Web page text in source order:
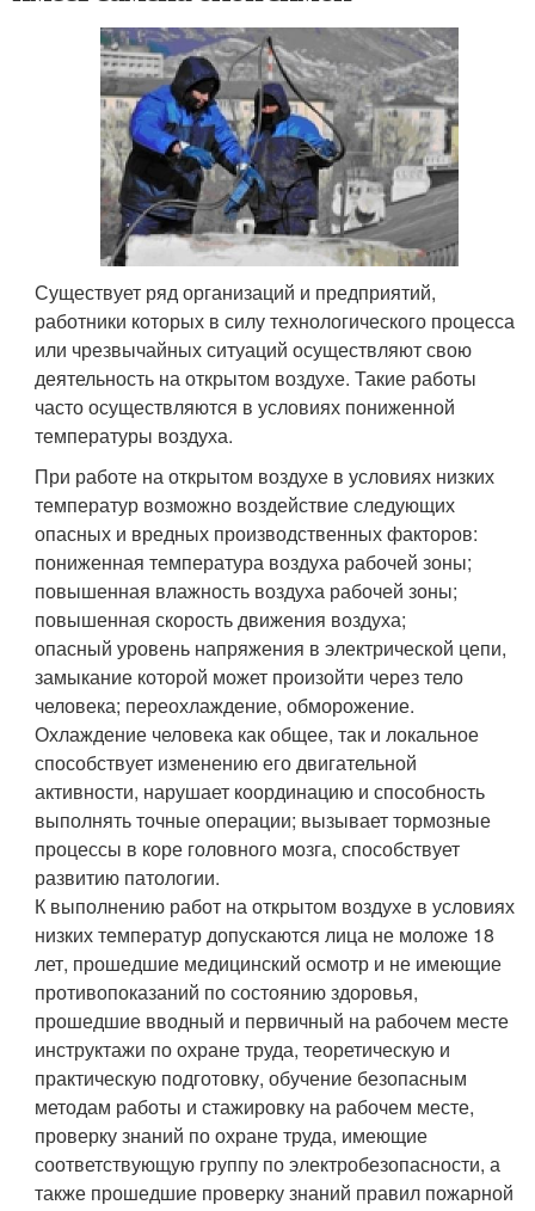
Существует ряд организаций и предприятий,
работники которых в силу технологического процесса
или чрезвычайных ситуаций осуществляют свою
деятельность на открытом воздухе. Такие работы
часто осуществляются в условиях пониженной
температуры воздуха.
При работе на открытом воздухе в условиях низких
температур возможно воздействие следующих
опасных и вредных производственных факторов:
пониженная температура воздуха рабочей зоны;
повышенная влажность воздуха рабочей зоны;
повышенная скорость движения воздуха;
опасный уровень напряжения в электрической цепи,
замыкание которой может произойти через тело
человека; переохлаждение, обморожение.
Охлаждение человека как общее, так и локальное
способствует изменению его двигательной
активности, нарушает координацию и способность
выполнять точные операции; вызывает тормозные
процессы в коре головного мозга, способствует
развитию патологии.
К выполнению работ на открытом воздухе в условиях
низких температур допускаются лица не моложе 18
лет, прошедшие медицинский осмотр и не имеющие
противопоказаний по состоянию здоровья,
прошедшие вводный и первичный на рабочем месте
инструктажи по охране труда, теоретическую и
практическую подготовку, обучение безопасным
методам работы и стажировку на рабочем месте,
проверку знаний по охране труда, имеющие
соответствующую группу по электробезопасности, а
также прошедшие проверку знаний правил пожарной